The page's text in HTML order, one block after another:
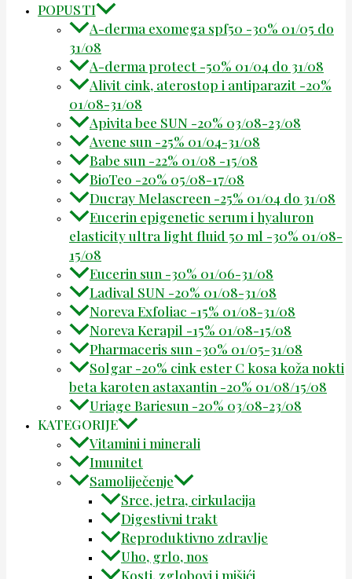
POPUSTI
A-derma exomega spf50 -30% 01/05 do
31/08
A-derma protect -50% 01/04 do 31/08
Alivit cink, aterostop i antiparazit -20%
01/08-31/08
Apivita bee SUN -20% 03/08-23/08
Avene sun -25% 01/04-31/08
Babe sun -22% 01/08 -15/08
BioTeo -20% 05/08-17/08
Ducray Melascreen -25% 01/04 do 31/08
Eucerin epigenetic serum i hyaluron
elasticity ultra light fluid 50 ml -30% 01/08-
15/08
Eucerin sun -30% 01/06-31/08
Ladival SUN -20% 01/08-31/08
Noreva Exfoliac -15% 01/08-31/08
Noreva Kerapil -15% 01/08-15/08
Pharmaceris sun -30% 01/05-31/08
Solgar -20% cink ester C kosa koža nokti
beta karoten astaxantin -20% 01/08/15/08
Uriage Bariesun -20% 03/08-23/08
KATEGORIJE
Vitamini i minerali
Imunitet
Samoliječenje
Srce, jetra, cirkulacija
Digestivni trakt
Reproduktivno zdravlje
Uho, grlo, nos
Kosti, zglobovi i mišići